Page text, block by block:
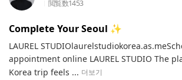
閲覧数1453
Complete Your Seoul ✨️
LAUREL
appointment online LAUREL STUDIO The
Korea trip feels ... 더보기